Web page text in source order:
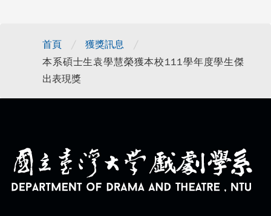
首頁 / 獲獎訊息 /
本系碩士生袁學慧榮獲本校111學年度學生傑
出表現獎